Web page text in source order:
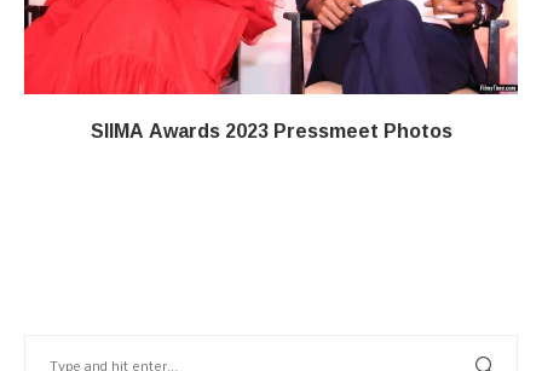
SIIMA Awards 2023 Pressmeet Photos